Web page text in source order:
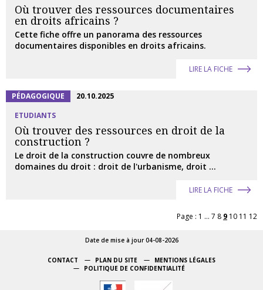
Où trouver des ressources documentaires
en droits africains ?
Cette fiche offre un panorama des ressources
documentaires disponibles en droits africains.
LIRE LA FICHE
PÉDAGOGIQUE
20.10.2025
ETUDIANTS
Où trouver des ressources en droit de la
construction ?
Le droit de la construction couvre de nombreux
domaines du droit : droit de l'urbanisme, droit ...
LIRE LA FICHE
Page : 1 ... 7 8 9 10 11 12
Date de mise à jour 04-08-2026
CONTACT PLAN DU SITE
MENTIONS LÉGALES
POLITIQUE DE CONFIDENTIALITÉ